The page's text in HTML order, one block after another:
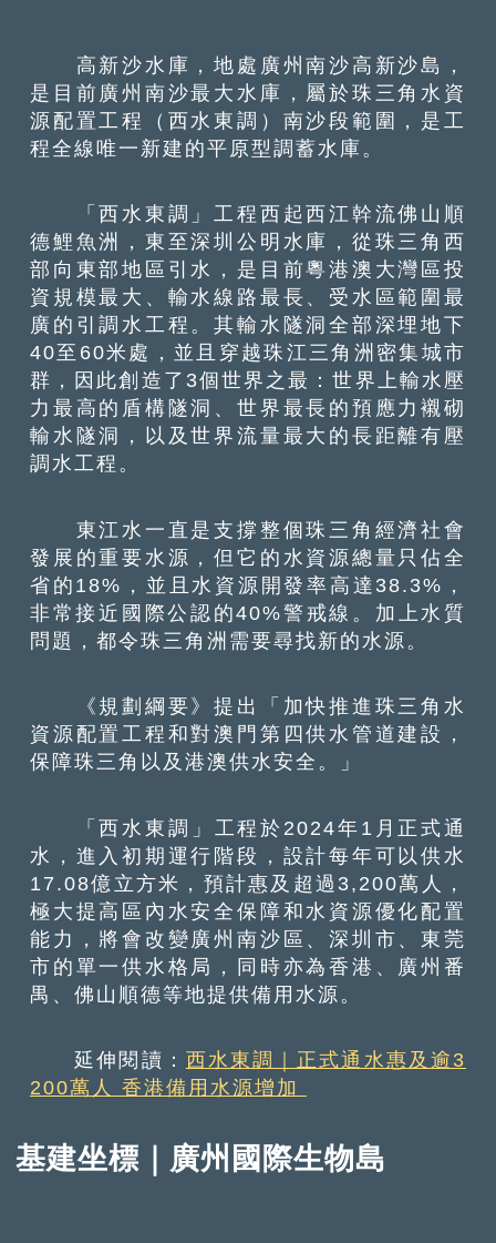
高新沙水庫，地處廣州南沙高新沙島，
是目前廣州南沙最大水庫，屬於珠三角水資
源配置工程（西水東調）南沙段範圍，是工
程全線唯一新建的平原型調蓄水庫。
「西水東調」工程西起西江幹流佛山順
德鯉魚洲，東至深圳公明水庫，從珠三角西
部向東部地區引水，是目前粵港澳大灣區投
資規模最大、輸水線路最長、受水區範圍最
廣的引調水工程。其輸水隧洞全部深埋地下
40至60米處，並且穿越珠江三角洲密集城市
群，因此創造了3個世界之最：世界上輸水壓
力最高的盾構隧洞、世界最長的預應力襯砌
輸水隧洞，以及世界流量最大的長距離有壓
調水工程。
東江水一直是支撐整個珠三角經濟社會
發展的重要水源，但它的水資源總量只佔全
省的18%，並且水資源開發率高達38.3%，
非常接近國際公認的40%警戒線。加上水質
問題，都令珠三角洲需要尋找新的水源。
《規劃綱要》提出「加快推進珠三角水
資源配置工程和對澳門第四供水管道建設，
保障珠三角以及港澳供水安全。」
「西水東調」工程於2024年1月正式通
水，進入初期運行階段，設計每年可以供水
17.08億立方米，預計惠及超過3,200萬人，
極大提高區內水安全保障和水資源優化配置
能力，將會改變廣州南沙區、深圳市、東莞
市的單一供水格局，同時亦為香港、廣州番
禺、佛山順德等地提供備用水源。
延伸閱讀： 西水東調｜正式通水惠及逾3
200萬人 香港備用水源增加
基建坐標｜廣州國際生物島